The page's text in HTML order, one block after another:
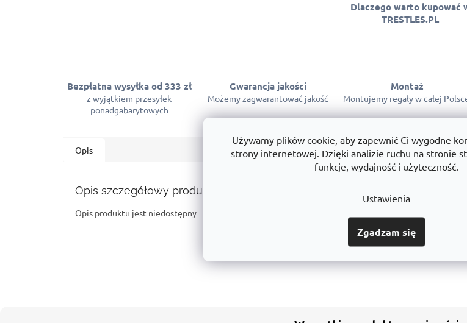
Używamy plików cookie, aby zapewnić Ci wygodne
strony internetowej. Dzięki analizie ruchu na stronie
funkcje, wydajność i użyteczność.
Ustawienia
Zgadzam się
Dlaczego warto kupować
TRESTLES.PL
Bezpłatna wysyłka od 333 zł
z wyjątkiem przesyłek
ponadgabarytowych
Gwarancja jakości
Możemy zagwarantować jakość
Montaż
Montujemy regały w całej
Opis
Opis szczegółowy produktu
Opis produktu jest niedostępny